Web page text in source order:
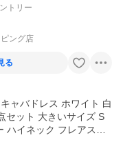
トリー
ング店
る
ャバドレス ホワイト 白
セット 大きいサイズ S